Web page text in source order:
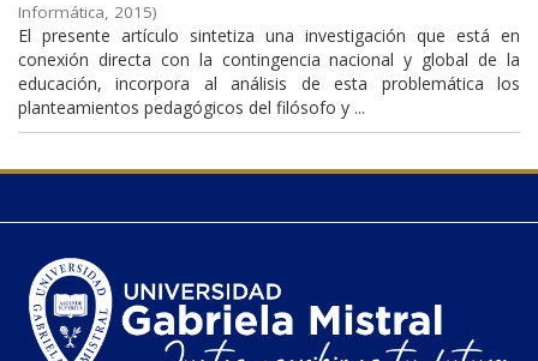
Informática, 2015)
El presente artículo sintetiza una investigación que está en
conexión directa con la contingencia nacional y global de la
educación, incorpora al análisis de esta problemática los
planteamientos pedagógicos del filósofo y ...